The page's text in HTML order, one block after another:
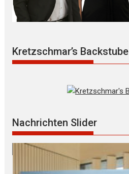
Kretzschmar’s Backstube
Nachrichten Slider